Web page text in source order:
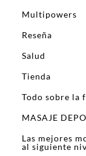
Multipowers
Reseña
Salud
Tienda
Todo sobre la
MASAJE
Las mejores
al siguiente